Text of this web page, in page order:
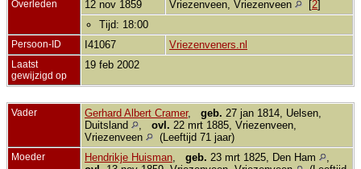
Overleden 12 nov 1859 Vriezenveen, Vriezenveen [2]
Tijd: 18:00
Persoon-ID I41067 Vriezenveners.nl
Laatst
gewijzigd op
19 feb 2002
Vader Gerhard Albert Cramer, geb. 27 jan 1814, Uelsen,
Duitsland
ovl. 22 mrt 1885, Vriezenveen,
Vriezenveen
(Leeftijd 71 jaar)
Moeder Hendrikje Huisman geb. 23 mrt 1825, Den Ham